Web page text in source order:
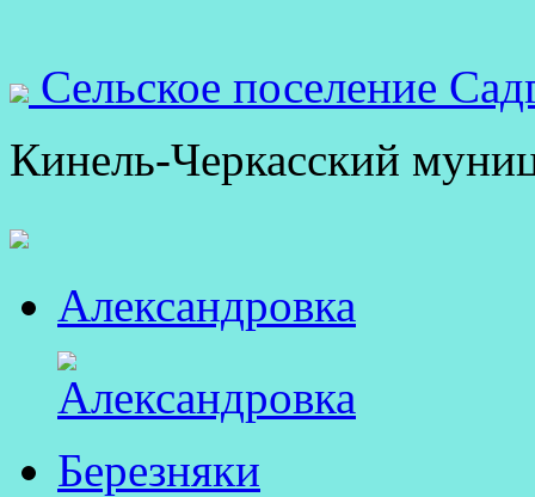
Сельское поселение
Кинель-Черкасский
Александровка
Березняки